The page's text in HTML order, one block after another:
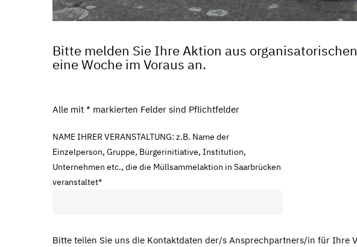
Bitte melden Sie Ihre Aktion aus
eine Woche im Voraus an.
Alle mit * markierten Felder sind Pflichtfelder
NAME IHRER VERANSTALTUNG: z.B. Name der
Einzelperson, Gruppe, Bürgerinitiative, Institution,
Unternehmen etc., die die Müllsammelaktion in Saarbrücken
veranstaltet*
Bitte teilen Sie uns die Kontaktdaten der/s Ansprechpartners/in für Ihre